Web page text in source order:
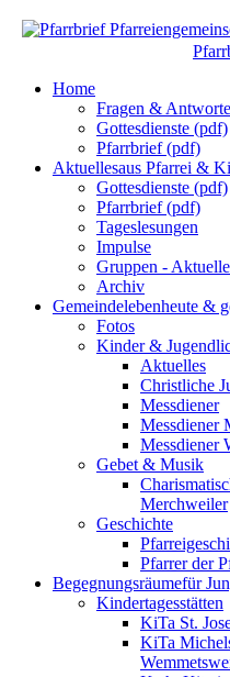
Home
Fragen &
Gottesdienste (pdf)
Pfarrbrief (pdf)
Aktuellesaus Pfarrei &
Gottesdienste (pdf)
Pfarrbrief (pdf)
Tageslesungen
Impulse
Gruppen -
Archiv
Gemeindelebenheute &
Fotos
Kinder &
Aktuelles
Christliche
Messdiener
Messdiener
Messdiener
Gebet & Musik
Merchweiler
Geschichte
Pfarrer der
Begegnungsräumefür
Kindertagesstätten
KiTa St.
KiTa